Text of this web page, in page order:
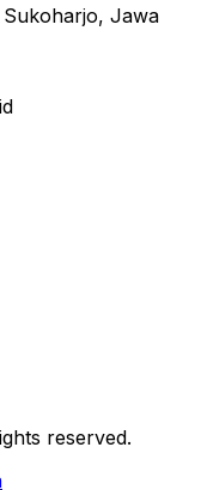
Jawa
reserved.